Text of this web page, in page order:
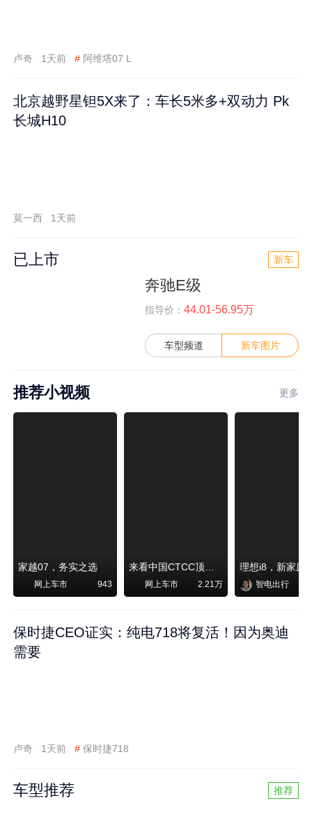
卢奇 1天前 # 阿维塔07 L
北京越野星钽5X来了：车长5米多+双动力 Pk
长城H10
莫一西 1天前
已上市 新车
奔驰E级
指导价： 44.01-56.95万
车型频道 新车图片
推荐小视频 更多
家越07，务实之选
网上车市 943 网上车市 2.21万 智电出行
保时捷CEO证实：纯电718将复活！因为奥迪
需要
卢奇 1天前 # 保时捷718
车型推荐 推荐